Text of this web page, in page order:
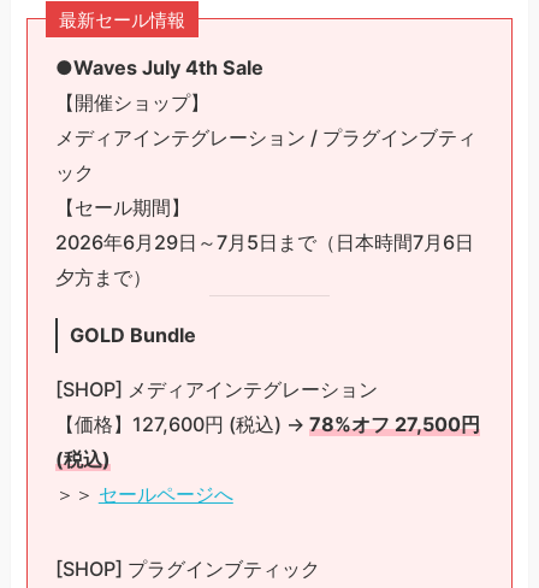
最新セール情報
●Waves July 4th Sale
【開催ショップ】
メディアインテグレーション / プラグインブティ
ック
【セール期間】
2026年6月29日～7月5日まで（日本時間7月6日
夕方まで）
GOLD Bundle
[SHOP] メディアインテグレーション
【価格】127,600円 (税込) → 78%オフ 27,500円
(税込)
＞＞ セールページへ
[SHOP] プラグインブティック